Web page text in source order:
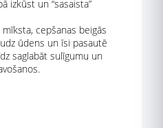
izkūst un “sasaista”
cepšanas beigās
ūdens un īsi pasautē
saglabāt sulīgumu un